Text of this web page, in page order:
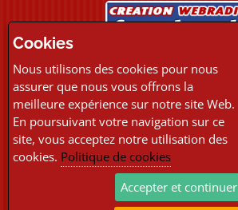
PAIEMENTS
Cookies
Nous utilisons des cookies pour nous
assurer que nous vous offrons la
meilleure expérience sur notre site Web.
En poursuivant votre navigation sur ce
site, vous acceptez notre utilisation des
cookies. Politique de cookies
Accepter et continuer